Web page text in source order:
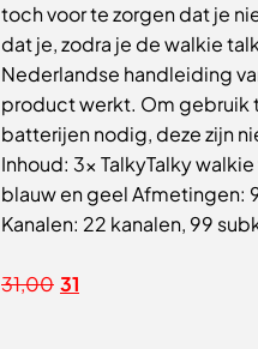
toch voor te zorgen dat je
dat je, zodra je de walkie
Nederlandse handleiding
product werkt. Om gebruik
batterijen nodig, deze zijn
Inhoud: 3x TalkyTalky
blauw en geel Afmetingen:
Kanalen: 22 kanalen, 99
31,00 31